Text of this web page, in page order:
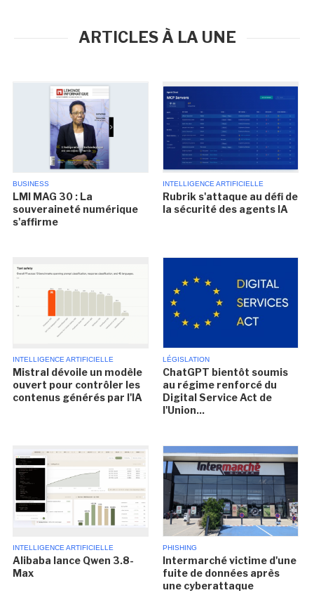
ARTICLES À LA UNE
BUSINESS
LMI MAG 30 : La
souveraineté numérique
s'affirme
INTELLIGENCE ARTIFICIELLE
Rubrik s'attaque au défi de
la sécurité des agents IA
INTELLIGENCE ARTIFICIELLE
Mistral dévoile un modèle
ouvert pour contrôler les
contenus générés par l'IA
LÉGISLATION
ChatGPT bientôt soumis
au régime renforcé du
Digital Service Act de
l'Union...
INTELLIGENCE ARTIFICIELLE
Alibaba lance Qwen 3.8-
Max
PHISHING
Intermarché victime d'une
fuite de données après
une cyberattaque